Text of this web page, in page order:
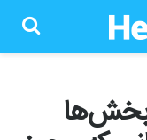
بخش‌ها